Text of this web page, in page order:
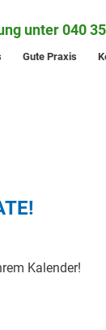
unter 040
Gute Praxis
Kalender!